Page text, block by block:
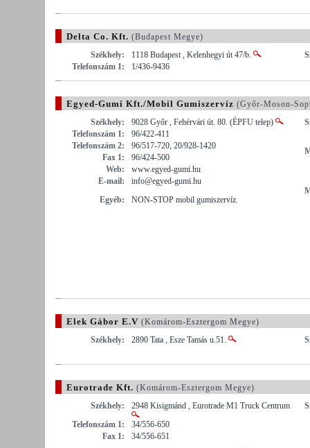
Delta Co. Kft. (Budapest Megye)
Székhely:
1118 Budapest , Kelenhegyi út 47/b.
Telefonszám 1:
1/436-9436
Egyed-Gumi Kft./Mobil Gumiszervíz (Győr-Moson-
Székhely:
9028 Győr , Fehérvári út. 80. (ÉPFU telep)
Telefonszám 1:
96/422-411
Telefonszám 2:
96/517-720, 20/928-1420
Fax 1:
96/424-500
Web:
www.egyed-gumi.hu
E-mail:
info@egyed-gumi.hu
Egyéb:
NON-STOP mobil gumiszervíz.
Elek Gábor E.V (Komárom-Esztergom Megye)
Székhely:
2890 Tata , Esze Tamás u.51.
Eurotrade Kft. (Komárom-Esztergom Megye)
Székhely:
2948 Kisigmánd , Eurotrade M1 Truck Centrum
Telefonszám 1:
34/556-650
Fax 1:
34/556-651